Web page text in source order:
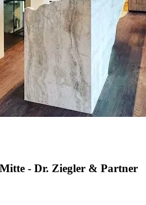
- Dr. Ziegler & Partner